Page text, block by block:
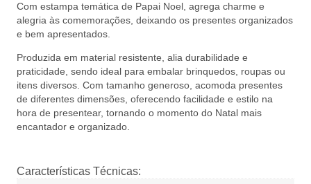
Com estampa temática de Papai Noel, agrega charme e
alegria às comemorações, deixando os presentes organizados
e bem apresentados.
Produzida em material resistente, alia durabilidade e
praticidade, sendo ideal para embalar brinquedos, roupas ou
itens diversos. Com tamanho generoso, acomoda presentes
de diferentes dimensões, oferecendo facilidade e estilo na
hora de presentear, tornando o momento do Natal mais
encantador e organizado.
Características Técnicas: